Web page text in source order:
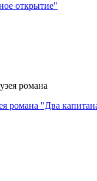
открытие"
романа "Два